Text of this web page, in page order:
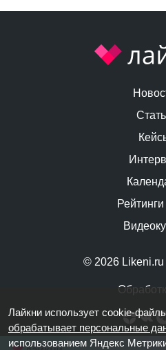
© 2026 Likeni.ru
Лайкни использует cookie-
обрабатывает персональные
использованием Яндекс